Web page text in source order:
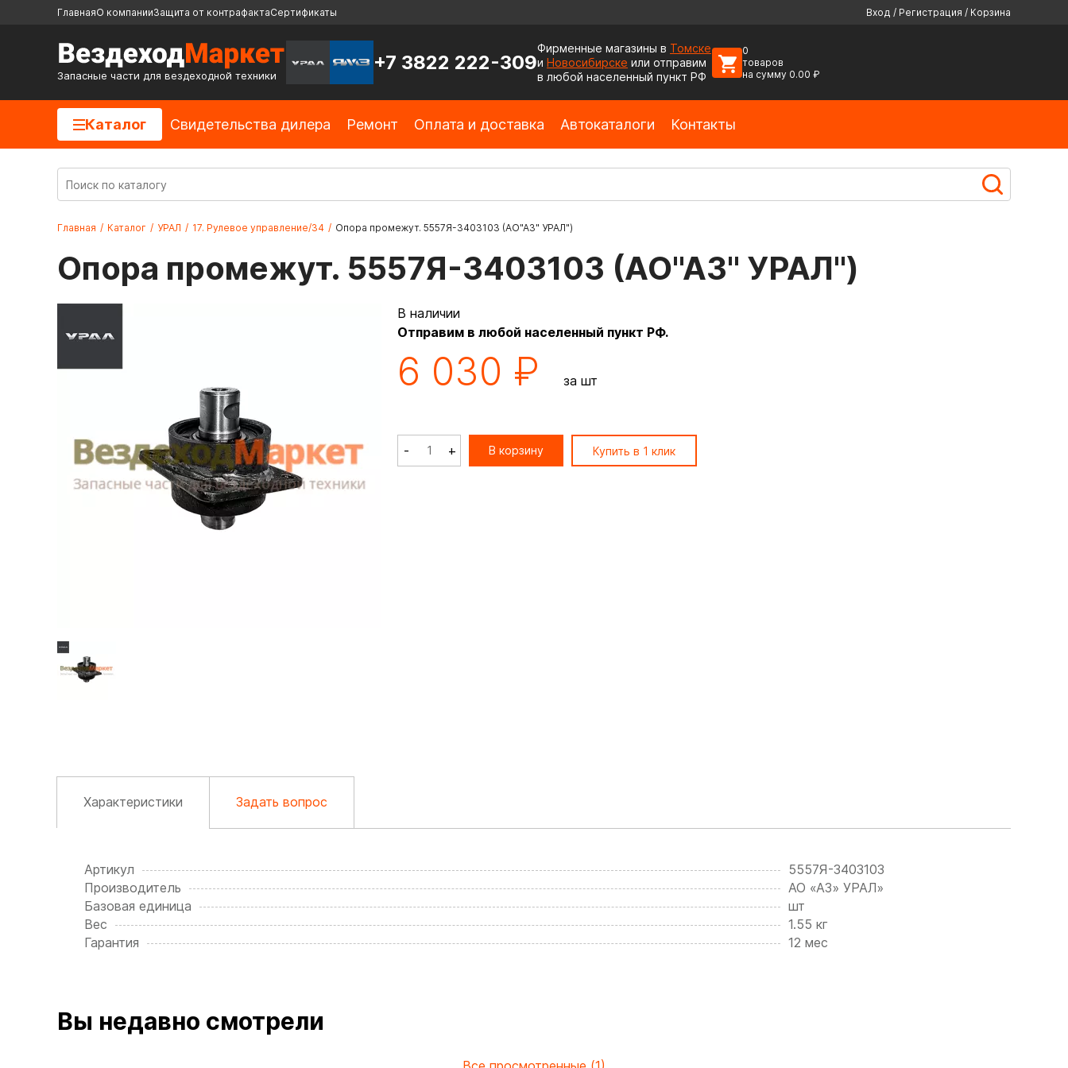
ГлавнаяО компанииЗащита от контрафактаСертификаты Вход / Регистрация / Корзина
Запасные части для вездеходной техники
+7 3822 222-309
Фирменные магазины в Томске
и Новосибирске или отправим
в любой населенный пункт РФ
0
товаров
на сумму 0.00 ₽
Каталог Cвидетельства дилера Ремонт Оплата и доставка Автокаталоги Контакты
Главная / Каталог / УРАЛ / 17. Рулевое управление/34 / Опора промежут. 5557Я-3403103 (АО"АЗ" УРАЛ")
Опора промежут. 5557Я-3403103 (АО"АЗ" УРАЛ")
В наличии
Отправим в любой населенный пункт РФ.
6 030 ₽ за шт
- + В корзину Купить в 1 клик
Характеристики Задать вопрос
Артикул
5557Я-3403103
Производитель
АО «АЗ» УРАЛ»
Базовая единица
шт
Вес
1.55 кг
Гарантия
12 мес
Вы недавно смотрели